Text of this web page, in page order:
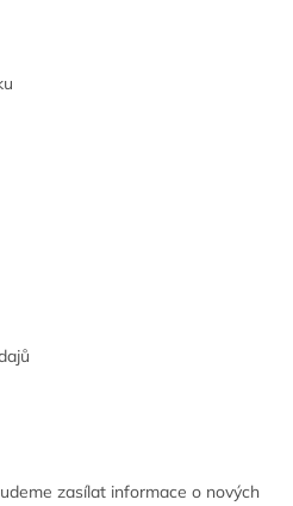
zasílat informace o nových